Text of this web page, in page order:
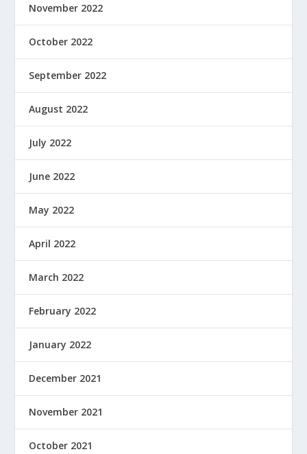
November 2022
October 2022
September 2022
August 2022
July 2022
June 2022
May 2022
April 2022
March 2022
February 2022
January 2022
December 2021
November 2021
October 2021